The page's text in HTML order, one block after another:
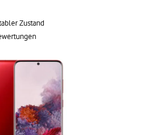
Zustand